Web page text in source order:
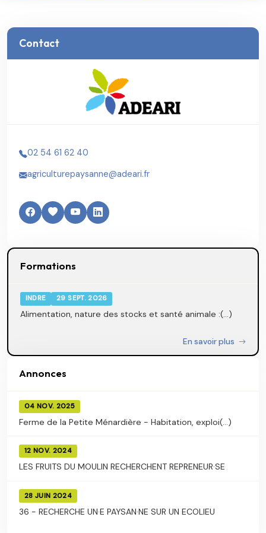
Contact
02 54 61 62 40
agriculturepaysanne@adeari.fr
Formations
INDRE 29 SEPT. 2026
Alimentation, nature des stocks et santé animale :(...)
En savoir plus
Annonces
04 NOV. 2025
Ferme de la Petite Ménardière - Habitation, exploi(...)
12 NOV. 2024
LES FRUITS DU MOULIN RECHERCHENT REPRENEUR·SE
28 JUIN 2024
36 - RECHERCHE UN·E PAYSAN·NE SUR UN ECOLIEU